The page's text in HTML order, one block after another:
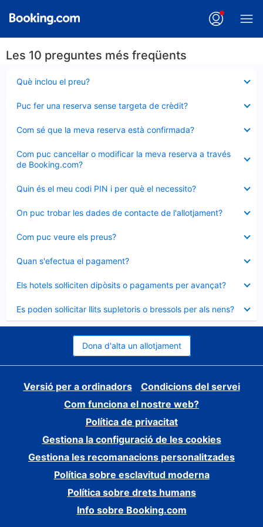
Les 10 preguntes més freqüents
Què inclou el preu?
tancat
Puc fer una reserva sense targeta de crèdit?
tancat
Com sé que la meva reserva està confirmada?
tancat
Com puc cancel·lar o modificar la meva reserva a través
de Booking.com?
tancat
Quin és el meu codi PIN i per què el necessito?
tancat
On puc trobar les dades de contacte de l'allotjament?
tancat
Com puc veure els preus?
tancat
Quan s'efectua el pagament?
tancat
Els hotels sol·liciten dipòsits o pagaments per avançat?
tancat
Es poden sol·licitar llits supletoris o bressols per als nens?
tancat
Dona d'alta un allotjament
Versió per a ordinadors
Condicions del servei
Com funciona el nostre web?
Política de privacitat
Gestiona la configuració de les cookies
Gestiona les recomanacions personalitzades
Política sobre esclavitud moderna
Política sobre drets humans
Info sobre Booking.com